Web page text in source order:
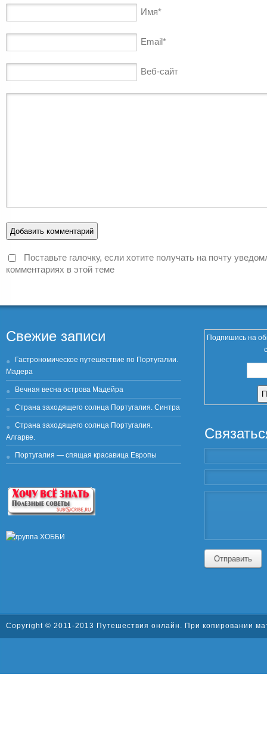
Имя*
Email*
Веб-сайт
Поставьте галочку, если хотите получать на почту
комментариях в этой теме
Свежие записи
Гастрономическое путешествие по Португалии.
Мадера
Вечная весна острова Мадейра
Страна заходящего солнца Португалия. Синтра
Страна заходящего солнца Португалия.
Алгарве.
Португалия — спящая красавица Европы
Подпишись на
Отправить
Copyright © 2011-2013 Путешествия онлайн . При копировании